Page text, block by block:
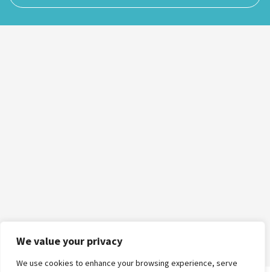
We value your privacy
We use cookies to enhance your browsing experience, serve